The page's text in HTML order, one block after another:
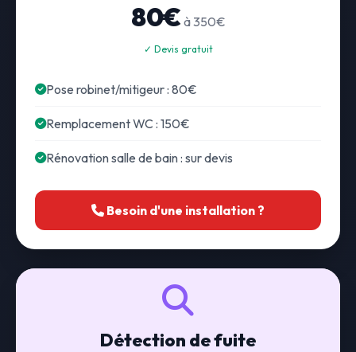
80€ à 350€
✓ Devis gratuit
Pose robinet/mitigeur : 80€
Remplacement WC : 150€
Rénovation salle de bain : sur devis
Besoin d'une installation ?
Détection de fuite